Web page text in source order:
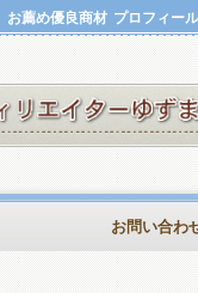
プロフィール
お薦め優良商材
お問い合わ